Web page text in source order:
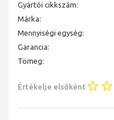
Gyártói cikkszám:
Márka:
Mennyiségi egység:
Garancia:
Tömeg:
Értékelje elsőként